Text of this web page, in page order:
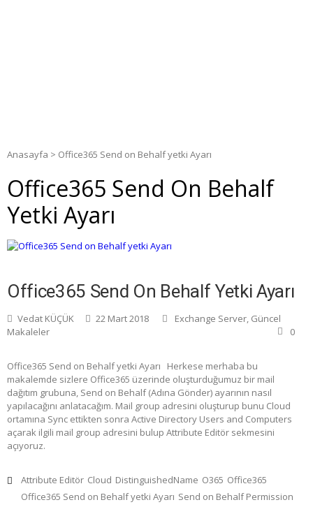
Anasayfa > Office365 Send on Behalf yetki Ayarı
Office365 Send On Behalf
Yetki Ayarı
Office365 Send On Behalf Yetki Ayarı
Vedat KÜÇÜK 22 Mart 2018 Exchange Server, Güncel
Makaleler
0
Office365 Send on Behalf yetki Ayarı Herkese merhaba bu
makalemde sizlere Office365 üzerinde oluşturduğumuz bir mail
dağıtım grubuna, Send on Behalf (Adına Gönder) ayarının nasıl
yapılacağını anlatacağım. Mail group adresini oluşturup bunu Cloud
ortamına Sync ettikten sonra Active Directory Users and Computers
açarak ilgili mail group adresini bulup Attribute Editör sekmesini
açıyoruz.
Attribute Editör Cloud DistinguishedName O365 Office365
Office365 Send on Behalf yetki Ayarı Send on Behalf Permission